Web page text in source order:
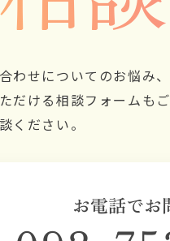
わせについてのお悩み
だける相談フォームも
ください。